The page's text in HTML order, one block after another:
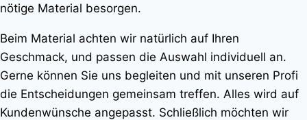
nötige Material besorgen.
Beim Material achten wir natürlich auf Ihren
Geschmack, und passen die Auswahl individuell an.
Gerne können Sie uns begleiten und mit unseren Profi
die Entscheidungen gemeinsam treffen. Alles wird auf
Kundenwünsche angepasst. Schließlich möchten wir